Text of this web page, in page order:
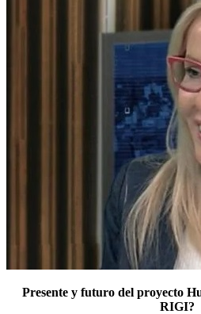
Presente y futuro del proyecto
RIGI?